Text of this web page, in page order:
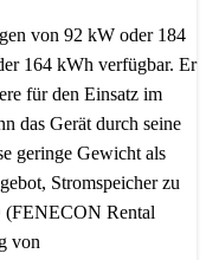
von 92 kW oder 184
164 kWh verfügbar. Er
für den Einsatz im
das Gerät durch seine
geringe Gewicht als
Stromspeicher zu
(FENECON Rental
von